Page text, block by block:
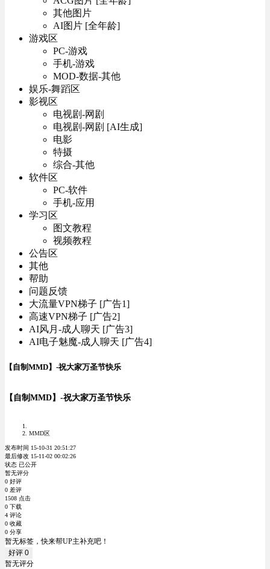
其他图片
AI图片 [全年龄]
游戏区
PC-游戏
手机-游戏
MOD-数据-其他
娱乐-舞蹈区
影视区
电视剧-网剧
电视剧-网剧 [AI生成]
电影
特摄
综合-其他
软件区
PC-软件
手机-应用
学习区
图文教程
视频教程
公告区
其他
帮助
问题反馈
大流量VPN梯子 [广告1]
高速VPN梯子 [广告2]
AI风月-成人聊天 [广告3]
AI电子魅魔-成人聊天 [广告4]
【自制MMD】-祝大家万圣节快乐
【自制MMD】-祝大家万圣节快乐
MMD区
发布时间 15-10-31 20:51:27
最后修改 15-11-02 00:02:26
状态 已公开
暂无评分
0 好评
0 差评
1508 点击
0 下载
4 评论
0 收藏
0 分享
暂无标签，快来帮UP主补充吧！
好评 0
暂无评分